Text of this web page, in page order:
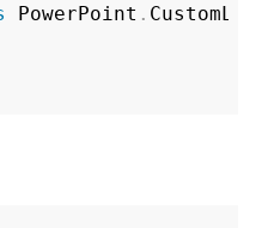
PowerPoint .